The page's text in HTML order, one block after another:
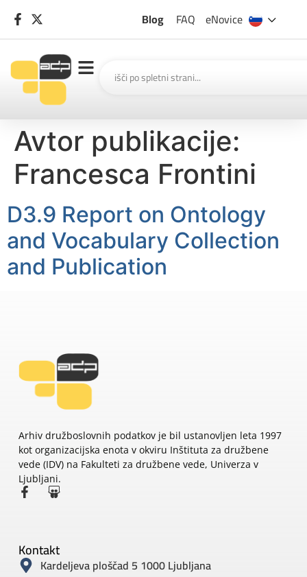
Blog FAQ eNovice
Avtor publikacije:
Francesca Frontini
D3.9 Report on Ontology
and Vocabulary Collection
and Publication
Arhiv družboslovnih podatkov je bil ustanovljen leta 1997
kot organizacijska enota v okviru Inštituta za družbene
vede (IDV) na Fakulteti za družbene vede, Univerza v
Ljubljani.
Kontakt
Kardeljeva ploščad 5 1000 Ljubljana